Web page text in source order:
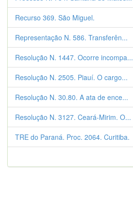
Recurso 369. São Miguel.
Representação N. 586. Transferên...
Resolução N. 1447. Ocorre incompa...
Resolução N. 2505. Piauí. O cargo...
Resolução N. 30.80. A ata de ence...
Resolução N. 3127. Ceará-Mirim. O...
TRE do Paraná. Proc. 2064. Curitiba.